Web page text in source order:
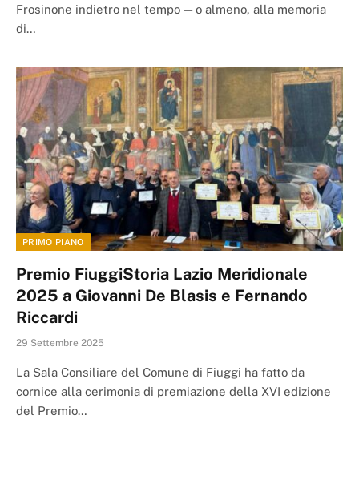
Frosinone indietro nel tempo — o almeno, alla memoria
di…
PRIMO PIANO
Premio FiuggiStoria Lazio Meridionale
2025 a Giovanni De Blasis e Fernando
Riccardi
29 Settembre 2025
La Sala Consiliare del Comune di Fiuggi ha fatto da
cornice alla cerimonia di premiazione della XVI edizione
del Premio…